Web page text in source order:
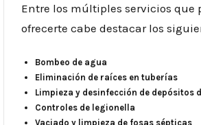
Entre los múltiples servicios que
ofrecerte cabe destacar los
Bombeo de agua
Eliminación de raíces en tuberías
Limpieza y desinfección de depósitos
Controles de legionella
Vaciado y limpieza de fosas sépticas